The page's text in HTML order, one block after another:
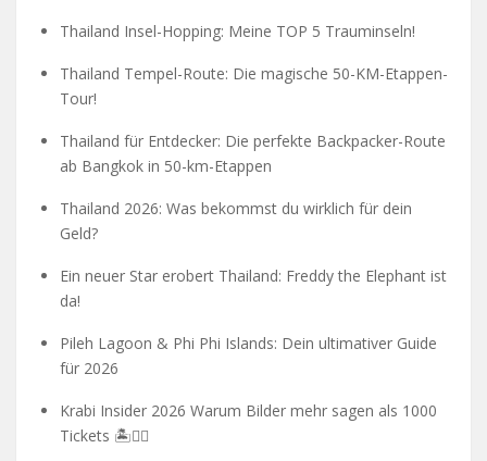
Thailand Insel-Hopping: Meine TOP 5 Trauminseln!
Thailand Tempel-Route: Die magische 50-KM-Etappen-
Tour!
Thailand für Entdecker: Die perfekte Backpacker-Route
ab Bangkok in 50-km-Etappen
Thailand 2026: Was bekommst du wirklich für dein
Geld?
Ein neuer Star erobert Thailand: Freddy the Elephant ist
da!
Pileh Lagoon & Phi Phi Islands: Dein ultimativer Guide
für 2026
Krabi Insider 2026 Warum Bilder mehr sagen als 1000
Tickets 🏝️🧗‍♂️